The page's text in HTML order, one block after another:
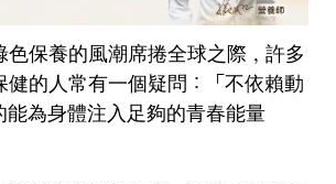
色保養的風潮席捲全球之際，許多
健的人常有一個疑問：「不依賴動
能為身體注入足夠的青春能量